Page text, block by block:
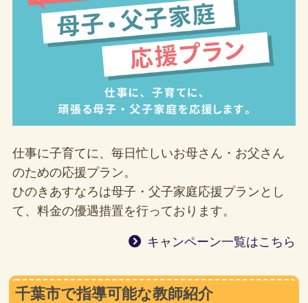
仕事に子育てに、毎日忙しいお母さん・お父さん
のための応援プラン。
ひのきあすなろは母子・父子家庭応援プランとし
て、料金の優遇措置を行っております。
キャンペーン一覧はこちら
千葉市で指導可能な教師紹介